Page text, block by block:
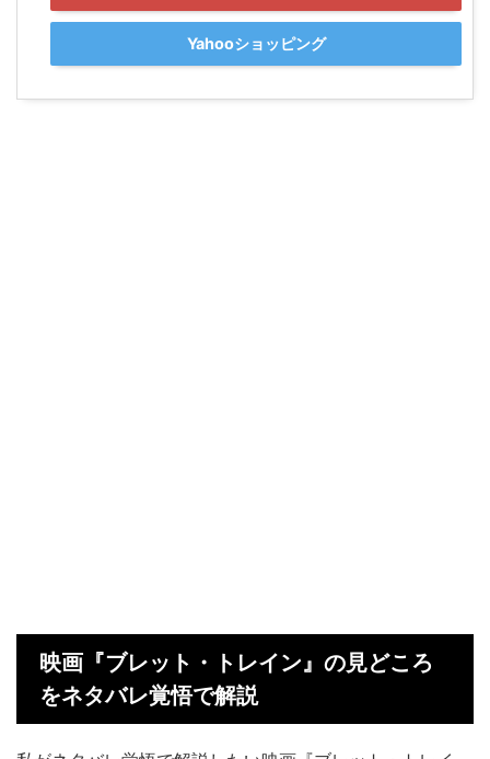
Yahooショッピング
映画『ブレット・トレイン』の見どころ
をネタバレ覚悟で解説